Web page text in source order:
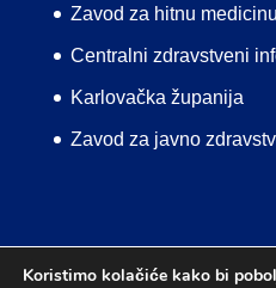
Zavod za hitnu
Centralni zdravstveni
Karlovačka županija
Zavod za javno
Koristimo kolačiće kako bi